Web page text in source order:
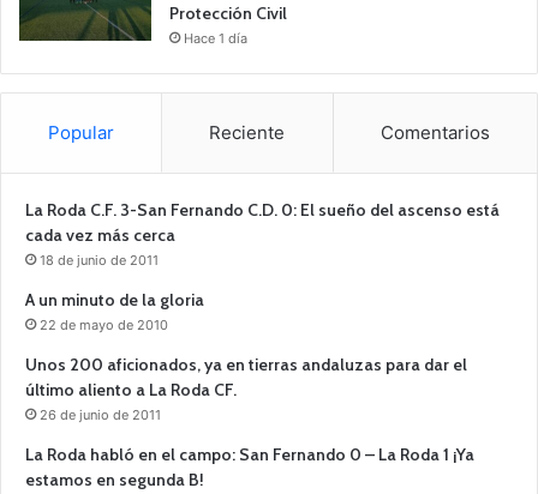
Protección Civil
Hace 1 día
Popular Reciente Comentarios
La Roda C.F. 3-San Fernando C.D. 0: El sueño del ascenso está
cada vez más cerca
18 de junio de 2011
A un minuto de la gloria
22 de mayo de 2010
Unos 200 aficionados, ya en tierras andaluzas para dar el
último aliento a La Roda CF.
26 de junio de 2011
La Roda habló en el campo: San Fernando 0 – La Roda 1 ¡Ya
estamos en segunda B!